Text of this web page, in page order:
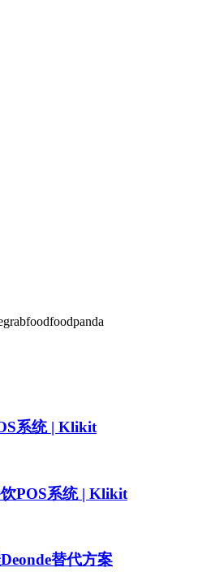
grabfoodfoodpanda
系统 | Klikit
POS系统 | Klikit
替代方案